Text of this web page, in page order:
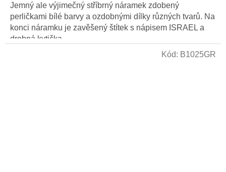
Jemný ale výjimečný stříbrný náramek zdobený
perličkami bílé barvy a ozdobnými dílky různých tvarů. Na
konci náramku je zavěšený štítek s nápisem ISRAEL a
drobná kytička....
Kód: B1025GR